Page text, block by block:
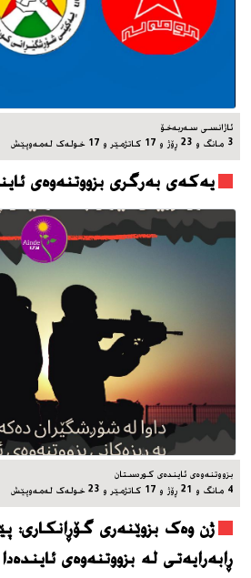
ئاژانسی سه‌ربه‌خۆ
3 مانگ و 23 ڕۆژ و 17 کاتژمێر و 17 خوله‌ک له‌مه‌وپێش‌
یه‌که‌ی به‌رگری بزووتنه‌وه‌ی
بزووتنه‌وه‌ی ئاینده‌ی کوردستان
4 مانگ و 21 ڕۆژ و 17 کاتژمێر و 23 خوله‌ک له‌مه‌وپێش‌
ژن وەک بزوێنەری گۆڕانکاری:
ڕابەرایەتی لە بزووتنەوەی ئایندەدا